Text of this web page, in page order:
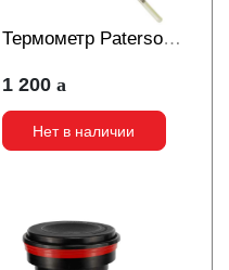
Термометр Paterson
высокоточный 9"
1 200
Нет в наличии